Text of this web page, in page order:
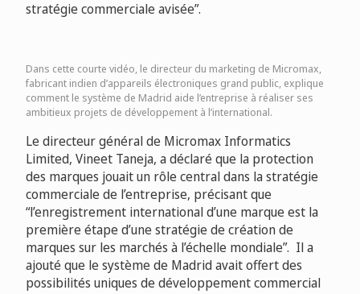
stratégie commerciale avisée”.
Dans cette courte vidéo, le directeur du marketing de Micromax,
fabricant indien d’appareils électroniques grand public, explique
comment le système de Madrid aide l’entreprise à réaliser ses
ambitieux projets de développement à l’international.
Le directeur général de Micromax Informatics
Limited, Vineet Taneja, a déclaré que la protection
des marques jouait un rôle central dans la stratégie
commerciale de l’entreprise, précisant que
“l’enregistrement international d’une marque est la
première étape d’une stratégie de création de
marques sur les marchés à l’échelle mondiale”. Il a
ajouté que le système de Madrid avait offert des
possibilités uniques de développement commercial